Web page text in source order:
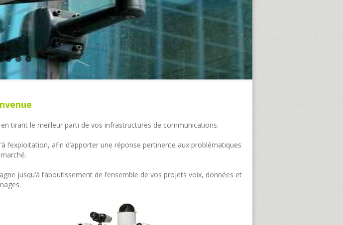
tirant le meilleur parti de vos infrastructures de communications.
l’exploitation, afin d’apporter une réponse pertinente aux problématiques
jusqu’à l’aboutissement de l’ensemble de vos projets voix, données et